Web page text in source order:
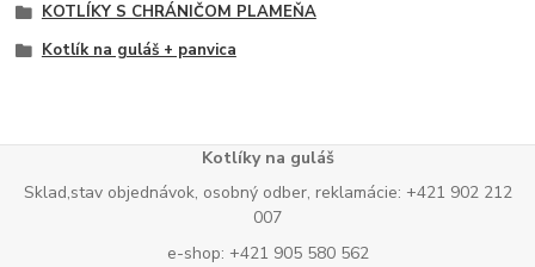
KOTLÍKY S CHRÁNIČOM PLAMEŇA
Kotlík na guláš + panvica
Kotlíky na guláš
Sklad,stav objednávok, osobný odber, reklamácie: +421 902 212
007
e-shop: +421 905 580 562